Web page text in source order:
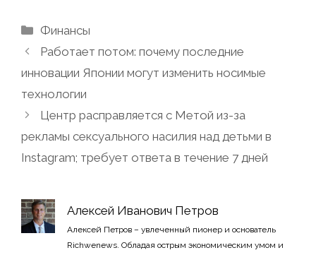
Рубрики
Финансы
Работает потом: почему последние
инновации Японии могут изменить носимые
технологии
Центр расправляется с Метой из-за
рекламы сексуального насилия над детьми в
Instagram; требует ответа в течение 7 дней
Алексей Иванович Петров
Алексей Петров – увлеченный пионер и основатель
Richwenews. Обладая острым экономическим умом и